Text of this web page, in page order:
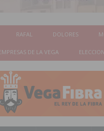
RAFAL DOLORES
DE LA VEGA